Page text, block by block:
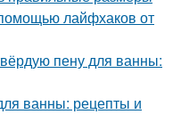
лайфхаков от
пену для ванны:
ванны: рецепты и